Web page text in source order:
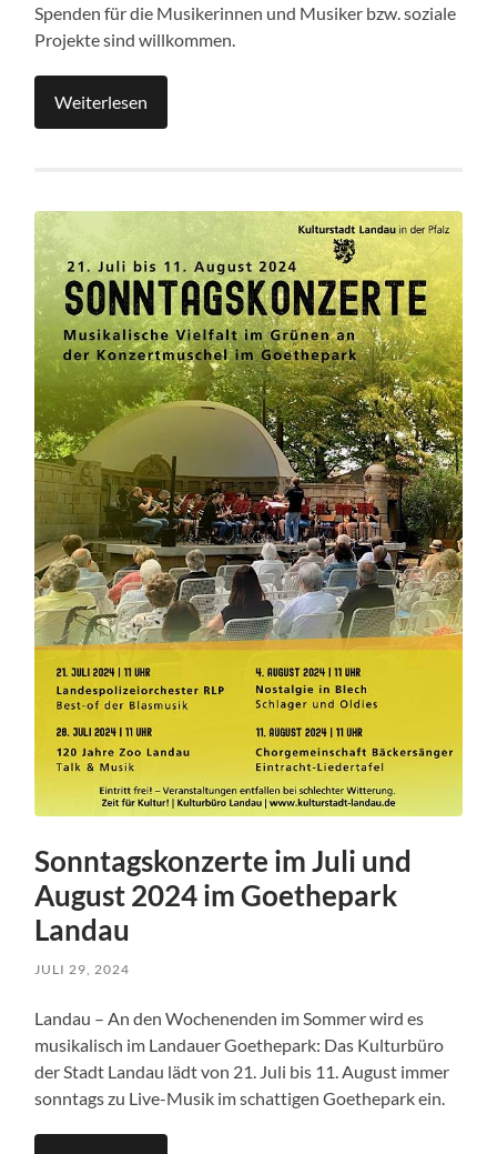
Spenden für die Musikerinnen und Musiker bzw. soziale
Projekte sind willkommen.
Weiterlesen
Sonntagskonzerte im Juli und
August 2024 im Goethepark
Landau
JULI 29, 2024
Landau – An den Wochenenden im Sommer wird es
musikalisch im Landauer Goethepark: Das Kulturbüro
der Stadt Landau lädt von 21. Juli bis 11. August immer
sonntags zu Live-Musik im schattigen Goethepark ein.